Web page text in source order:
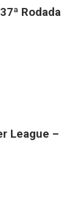
Rodada
League –